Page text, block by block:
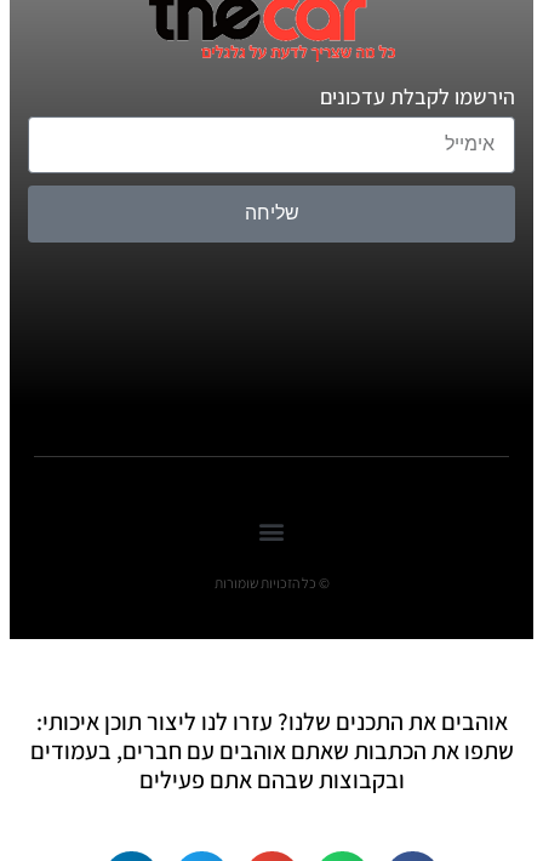
הירשמו לקבלת עדכונים
שליחה
© כל הזכויות שומורות
אוהבים את התכנים שלנו? עזרו לנו ליצור תוכן איכותי:
שתפו את הכתבות שאתם אוהבים עם חברים, בעמודים
ובקבוצות שבהם אתם פעילים